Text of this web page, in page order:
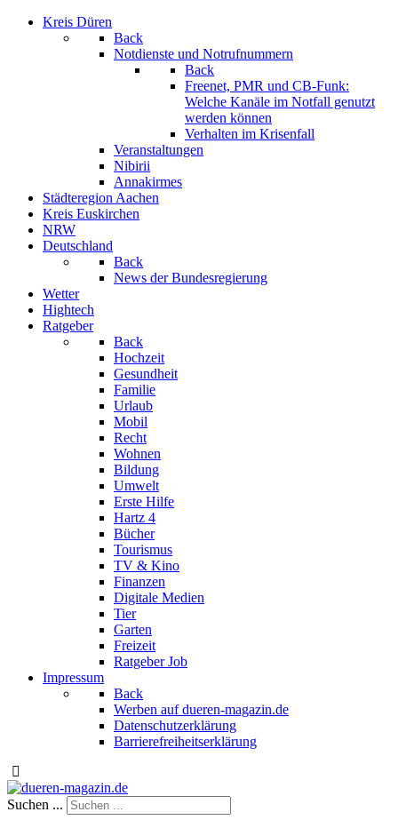
Kreis Düren
Back
Notdienste und Notrufnummern
Back
Freenet, PMR und CB-Funk:
Welche Kanäle im Notfall genutzt
werden können
Verhalten im Krisenfall
Veranstaltungen
Nibirii
Annakirmes
Städteregion Aachen
Kreis Euskirchen
NRW
Deutschland
Back
News der Bundesregierung
Wetter
Hightech
Ratgeber
Back
Hochzeit
Gesundheit
Familie
Urlaub
Mobil
Recht
Wohnen
Bildung
Umwelt
Erste Hilfe
Hartz 4
Bücher
Tourismus
TV & Kino
Finanzen
Digitale Medien
Tier
Garten
Freizeit
Ratgeber Job
Impressum
Back
Werben auf dueren-magazin.de
Datenschutzerklärung
Barrierefreiheitserklärung
Suchen ...